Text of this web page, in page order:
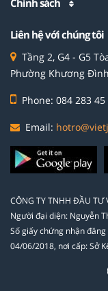
Chính sách
Liên hệ với chúng tôi
Tầng 2, G4 - G5
Phường Khương
Phone: 084 283 45
Email:
CÔNG TY TNHH ĐẦU TƯ
Người đại diện: Nguyễn
Số giấy chứng nhận
04/06/2018, nơi cấp: Sở